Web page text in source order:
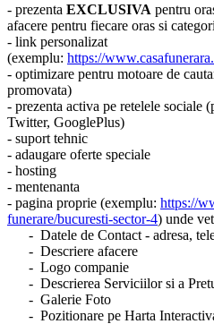
- prezenta EXCLUSIVA pentru
afacere pentru fiecare oras si
- link personalizat
(exemplu: https://
- optimizare pentru motoare de
promovata)
- prezenta activa pe retelele sociale
Twitter, GooglePlus)
- suport tehnic
- adaugare oferte speciale
- hosting
- mentenanta
- pagina proprie (exemplu: https://
funerare/bucuresti-sector-4) unde
- Datele de Contact - adresa,
- Descriere afacere
- Logo companie
- Descrierea Serviciilor si a
- Galerie Foto
- Pozitionare pe Harta